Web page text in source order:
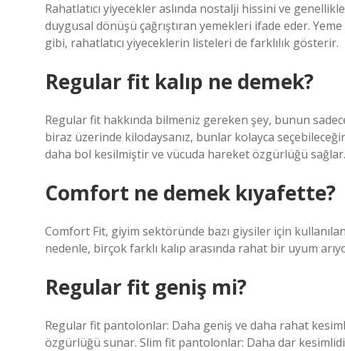
Rahatlatıcı yiyecekler aslında nostalji hissini ve
duygusal dönüşü çağrıştıran yemekleri ifade eder.
gibi, rahatlatıcı yiyeceklerin listeleri de farklılık gösterir.
Regular fit kalıp ne demek?
Regular fit hakkında bilmeniz gereken şey, bunun
biraz üzerinde kilodaysanız, bunlar kolayca
daha bol kesilmiştir ve vücuda hareket özgürlüğü sağlar.
Comfort ne demek kıyafette?
Comfort Fit, giyim sektöründe bazı giysiler için
nedenle, birçok farklı kalıp arasında rahat bir uyum
Regular fit geniş mi?
Regular fit pantolonlar: Daha geniş ve daha rahat
özgürlüğü sunar. Slim fit pantolonlar: Daha dar